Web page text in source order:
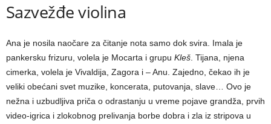
Sazvežđe violina
Ana je nosila naočare za čitanje nota samo dok svira. Imala je
pankersku frizuru, volela je Mocarta i grupu Kleš . Tijana, njena
cimerka, volela je Vivaldija, Zagora i – Anu. Zajedno, čekao ih je
veliki obećani svet muzike, koncerata, putovanja, slave… Ovo je
nežna i uzbudljiva priča o odrastanju u vreme pojave grandža, prvih
video-igrica i zlokobnog prelivanja borbe dobra i zla iz stripova u